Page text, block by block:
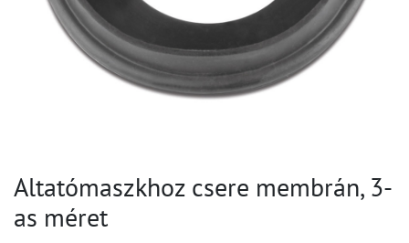
Altatómaszkhoz csere membrán, 3-
as méret